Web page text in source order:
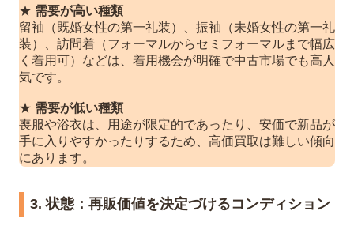
★ 需要が高い種類
留袖（既婚女性の第一礼装）、振袖（未婚女性の第一礼
装）、訪問着（フォーマルからセミフォーマルまで幅広
く着用可）などは、着用機会が明確で中古市場でも高人
気です。
★ 需要が低い種類
喪服や浴衣は、用途が限定的であったり、安価で新品が
手に入りやすかったりするため、高価買取は難しい傾向
にあります。
3. 状態：再販価値を決定づけるコンディション